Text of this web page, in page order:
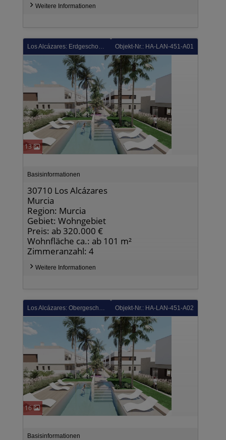
Weitere Informationen
Objekt-Nr.: HA-LAN-451-A01
13
Basisinformationen
30710 Los Alcázares
Murcia
Region: Murcia
Gebiet: Wohngebiet
Preis: ab 320.000 €
Wohnfläche ca.: ab 101 m²
Zimmeranzahl: 4
Weitere Informationen
Objekt-Nr.: HA-LAN-451-A02
16
Basisinformationen